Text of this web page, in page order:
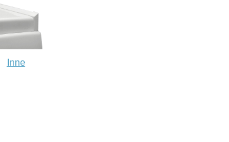
Inne